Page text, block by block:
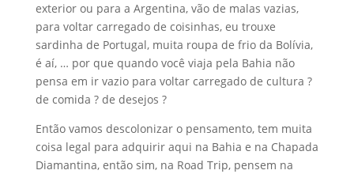
exterior ou para a Argentina, vão de malas vazias,
para voltar carregado de coisinhas, eu trouxe
sardinha de Portugal, muita roupa de frio da Bolívia,
é aí, … por que quando você viaja pela Bahia não
pensa em ir vazio para voltar carregado de cultura ?
de comida ? de desejos ?
Então vamos descolonizar o pensamento, tem muita
coisa legal para adquirir aqui na Bahia e na Chapada
Diamantina, então sim, na Road Trip, pensem na